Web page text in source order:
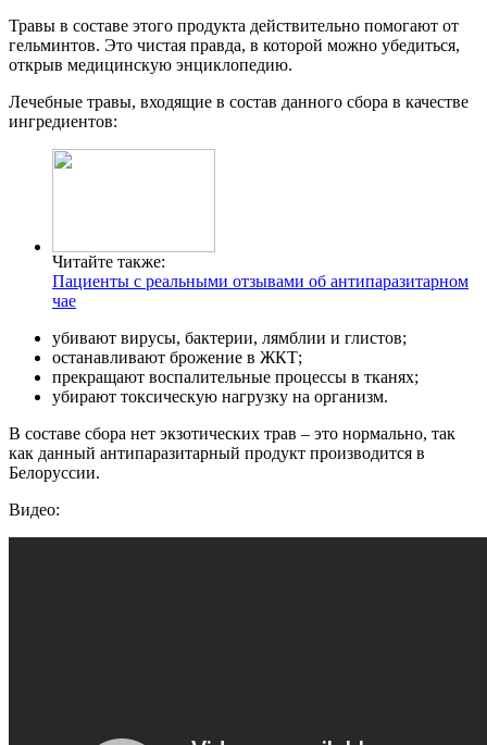
Травы в составе этого продукта действительно помогают от
гельминтов. Это чистая правда, в которой можно убедиться,
открыв медицинскую энциклопедию.
Лечебные травы, входящие в состав данного сбора в качестве
ингредиентов:
Читайте также:
Пациенты с реальными отзывами об антипаразитарном
чае
убивают вирусы, бактерии, лямблии и глистов;
останавливают брожение в ЖКТ;
прекращают воспалительные процессы в тканях;
убирают токсическую нагрузку на организм.
В составе сбора нет экзотических трав – это нормально, так
как данный антипаразитарный продукт производится в
Белоруссии.
Видео: